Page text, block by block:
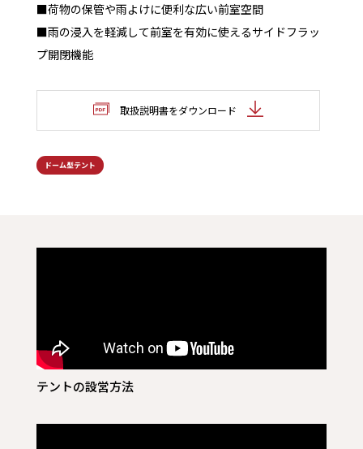
■荷物の保管や雨よけに便利な広い前室空間
■雨の浸入を軽減して前室を有効に使えるサイドフラッ
プ開閉機能
取扱説明書をダウンロード
ドーム型テント
テントの設営方法